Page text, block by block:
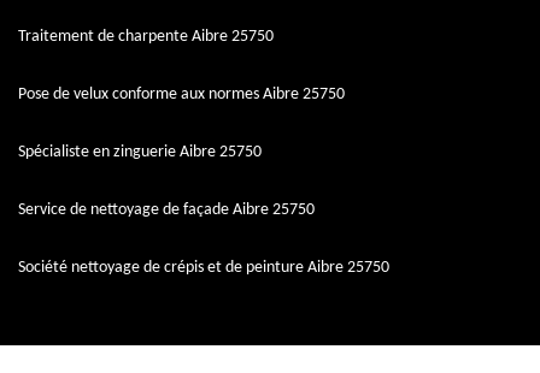
Traitement de charpente Aibre 25750
Pose de velux conforme aux normes Aibre 25750
Spécialiste en zinguerie Aibre 25750
Service de nettoyage de façade Aibre 25750
Société nettoyage de crépis et de peinture Aibre 25750